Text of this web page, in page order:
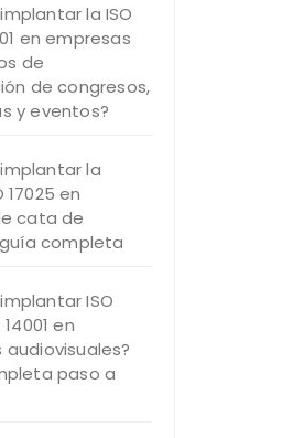
la ISO
en empresas
de
de congresos,
y eventos?
la
17025 en
cata de
completa
ISO
en
paso a